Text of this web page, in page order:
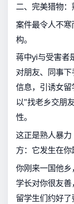
二、完美猎物
案件最令人不
构。
蒋中yi与受害者
对朋友、同事
信息，引诱女
以"找老乡交朋
性。
这正是熟人暴
方：它发生在你
你刚来一国他
学长对你很友
留学生们约好